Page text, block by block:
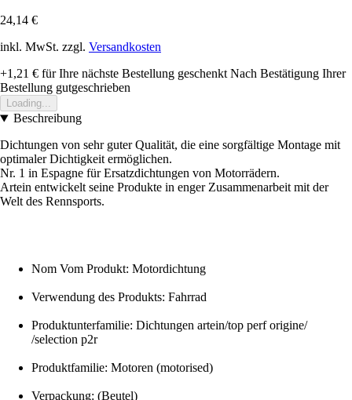
24,14 €
inkl. MwSt. zzgl. Versandkosten
+1,21 € für Ihre nächste Bestellung geschenkt Nach Bestätigung Ihrer
Bestellung gutgeschrieben
Loading...
Beschreibung
Dichtungen von sehr guter Qualität, die eine sorgfältige Montage mit
optimaler Dichtigkeit ermöglichen.
Nr. 1 in Espagne für Ersatzdichtungen von Motorrädern.
Artein entwickelt seine Produkte in enger Zusammenarbeit mit der
Welt des Rennsports.
Nom Vom Produkt: Motordichtung
Verwendung des Produkts: Fahrrad
Produktunterfamilie: Dichtungen artein/top perf origine/
/selection p2r
Produktfamilie: Motoren (motorised)
Verpackung: (Beutel)